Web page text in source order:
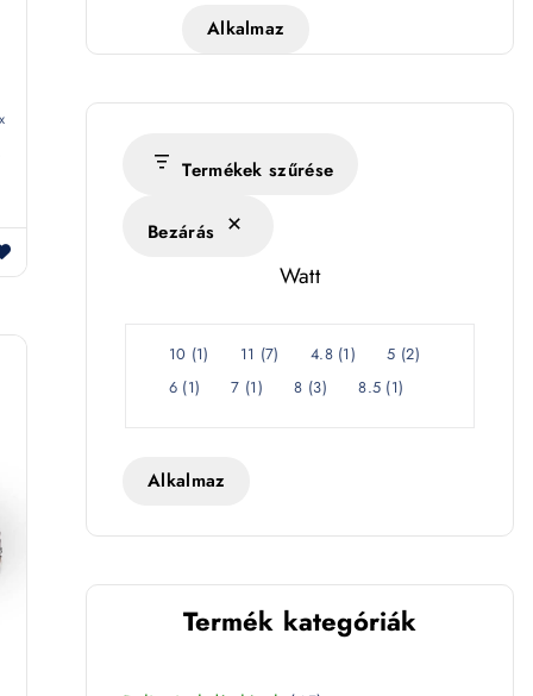
é
s
k
Alkalmaz
Termékek szűrése
Bezárás
Watt
W10 (1) 11 (7) 4.8 (1) 5 (2)
6 (1) 7 (1) 8 (3) 8.5 (1)
Alkalmaz
Termék kategóriák